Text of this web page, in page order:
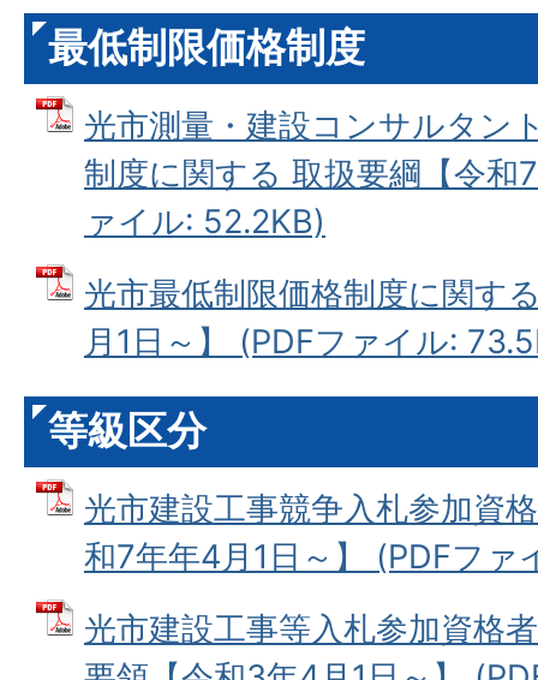
最低制限価格制度
光市測量・建設コンサルタン
制度に関する 取扱要綱【令和
ァイル: 52.2KB)
光市最低制限価格制度に関す
月1日～】 (PDFファイル:
等級区分
光市建設工事競争入札参加資
和7年年4月1日～】 (PDFファ
光市建設工事等入札参加資格